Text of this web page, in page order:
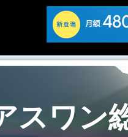
スワン